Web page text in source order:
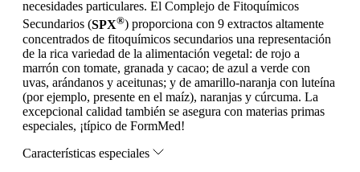
necesidades particulares. El Complejo de Fitoquímicos
Secundarios (SPX®) proporciona con 9 extractos altamente
concentrados de fitoquímicos secundarios una representación
de la rica variedad de la alimentación vegetal: de rojo a
marrón con tomate, granada y cacao; de azul a verde con
uvas, arándanos y aceitunas; y de amarillo-naranja con luteína
(por ejemplo, presente en el maíz), naranjas y cúrcuma. La
excepcional calidad también se asegura con materias primas
especiales, ¡típico de FormMed!
Características especiales